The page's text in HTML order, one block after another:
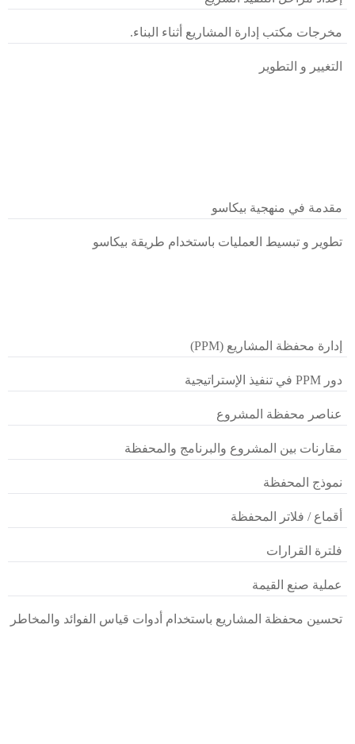
مخرجات مكتب إدارة المشاريع أثناء البناء.
التغيير و التطوير
مقدمة في منهجية بيكاسو
تطوير و تبسيط العمليات باستخدام طريقة بيكاسو
إدارة محفظة المشاريع (PPM)
دور PPM في تنفيذ الإستراتيجية
عناصر محفظة المشروع
مقارنات بين المشروع والبرنامج والمحفظة
نموذج المحفظة
أقماع / فلاتر المحفظة
فلترة القرارات
عملية صنع القيمة
تحسين محفظة المشاريع باستخدام أدوات قياس الفوائد والمخاطر